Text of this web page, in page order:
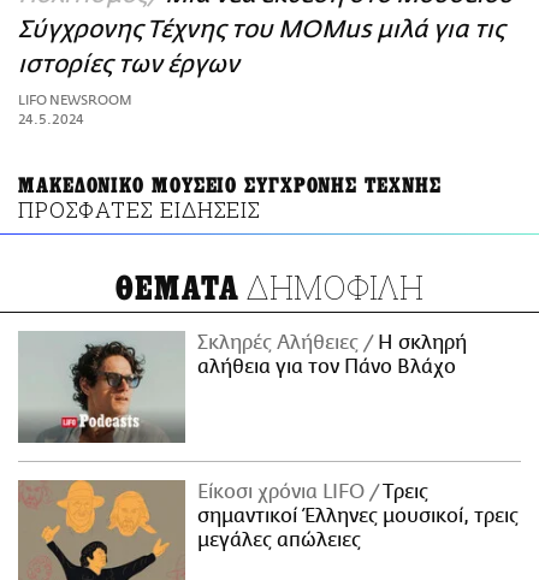
ΑΜΠΑ
PRINT
Σύγχρονης Τέχνης του MOMus μιλά για τις
ιστορίες των έργων
LIFO NEWSROOM
24.5.2024
ΜΑΚΕΔΟΝΙΚΟ ΜΟΥΣΕΙΟ ΣΥΓΧΡΟΝΗΣ ΤΕΧΝΗΣ
ΠΡΟΣΦΑΤΕΣ ΕΙΔΗΣΕΙΣ
ΘΕΜΑΤΑ ΔΗΜΟΦΙΛΗ
Σκληρές Αλήθειες
H σκληρή
αλήθεια για τον Πάνο Βλάχο
Είκοσι χρόνια LIFO
Tρεις
σημαντικοί Έλληνες μουσικοί, τρεις
μεγάλες απώλειες